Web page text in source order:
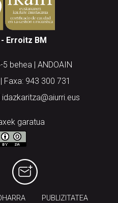
Erroitz BM
behea | ANDOAIN
Faxa: 943 300 731
garatua
PUBLIZITATEA